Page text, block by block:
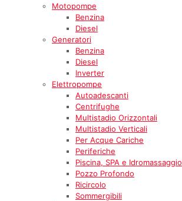
Motopompe
Benzina
Diesel
Generatori
Benzina
Diesel
Inverter
Elettropompe
Autoadescanti
Centrifughe
Multistadio Orizzontali
Multistadio Verticali
Per Acque Cariche
Periferiche
Piscina, SPA e Idromassaggio
Pozzo Profondo
Ricircolo
Sommergibili